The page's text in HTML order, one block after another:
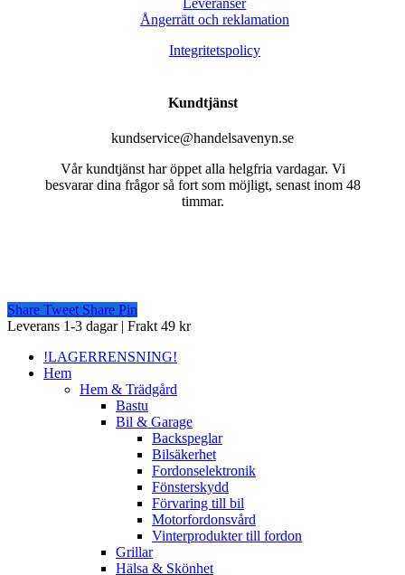
Ångerrätt och reklamation
Integritetspolicy
Kundtjänst
kundservice@handelsavenyn.se
Vår kundtjänst har öppet alla helgfria vardagar. Vi
besvarar dina frågor så fort som möjligt, senast inom 48
timmar.
Share Tweet Share Pin
Close
Leverans 1-3 dagar | Frakt 49 kr
!LAGERRENSNING!
Hem
Hem & Trädgård
Bastu
Bil & Garage
Backspeglar
Bilsäkerhet
Fordonselektronik
Fönsterskydd
Förvaring till bil
Motorfordonsvård
Vinterprodukter till fordon
Grillar
Hälsa & Skönhet